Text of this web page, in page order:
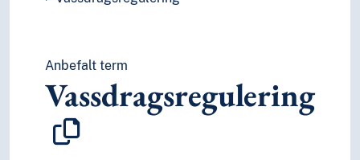
Anbefalt term
Vassdragsregulering